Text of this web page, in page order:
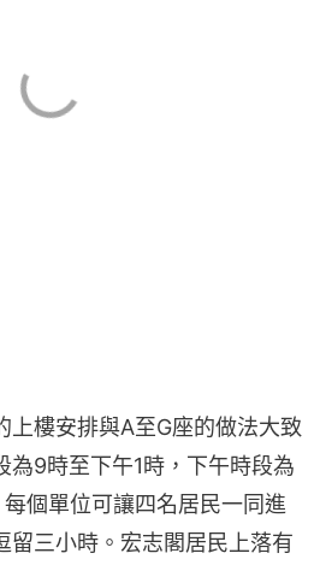
上樓安排與A至G座的做法大致
為9時至下午1時，下午時段為
個單位可讓四名居民一同進
留三小時。宏志閣居民上落有